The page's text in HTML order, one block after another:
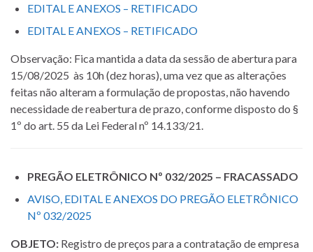
EDITAL E ANEXOS – RETIFICADO
EDITAL E ANEXOS – RETIFICADO
Observação: Fica mantida a data da sessão de abertura para
15/08/2025 às 10h (dez horas), uma vez que as alterações
feitas não alteram a formulação de propostas, não havendo
necessidade de reabertura de prazo, conforme disposto do §
1º do art. 55 da Lei Federal nº 14.133/21.
PREGÃO ELETRÔNICO Nº 032/2025 – FRACASSADO
AVISO, EDITAL E ANEXOS DO PREGÃO ELETRÔNICO
Nº 032/2025
OBJETO: Registro de preços para a contratação de empresa